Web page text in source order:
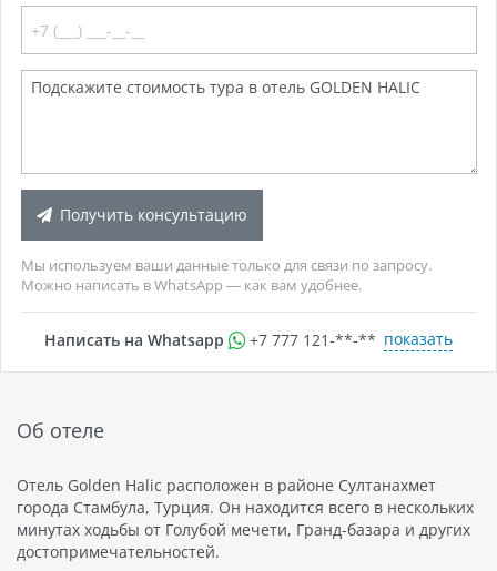
Получить консультацию
Мы используем ваши данные только для связи по запросу.
Можно написать в WhatsApp — как вам удобнее.
Написать на Whatsapp +7 777 121-**-** показать
Об отеле
Отель Golden Halic расположен в районе Султанахмет
города Стамбула, Турция. Он находится всего в нескольких
минутах ходьбы от Голубой мечети, Гранд-базара и других
достопримечательностей.